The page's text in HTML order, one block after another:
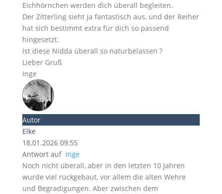
Eichhörnchen werden dich überall begleiten.
Der Zitterling sieht ja fantastisch aus, und der Reiher
hat sich bestimmt extra für dich so passend
hingesetzt.
Ist diese Nidda überall so naturbelassen ?
Lieber Gruß
Inge
Autor
Elke
18.01.2026 09:55
Antwort auf Inge
Noch nicht überall, aber in den letzten 10 Jahren
wurde viel rückgebaut, vor allem die alten Wehre
und Begradigungen. Aber zwischen dem